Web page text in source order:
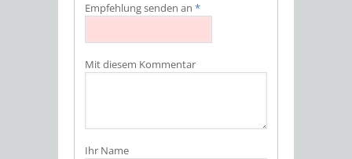
Empfehlung senden an *
Mit diesem Kommentar
Ihr Name